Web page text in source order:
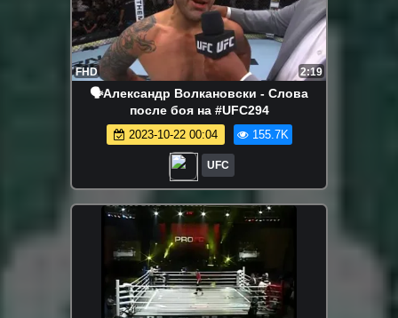
FHD 2:19
🗣Александр Волкановски - Слова
после боя на #UFC294
2023-10-22 00:04 155.7K
UFC